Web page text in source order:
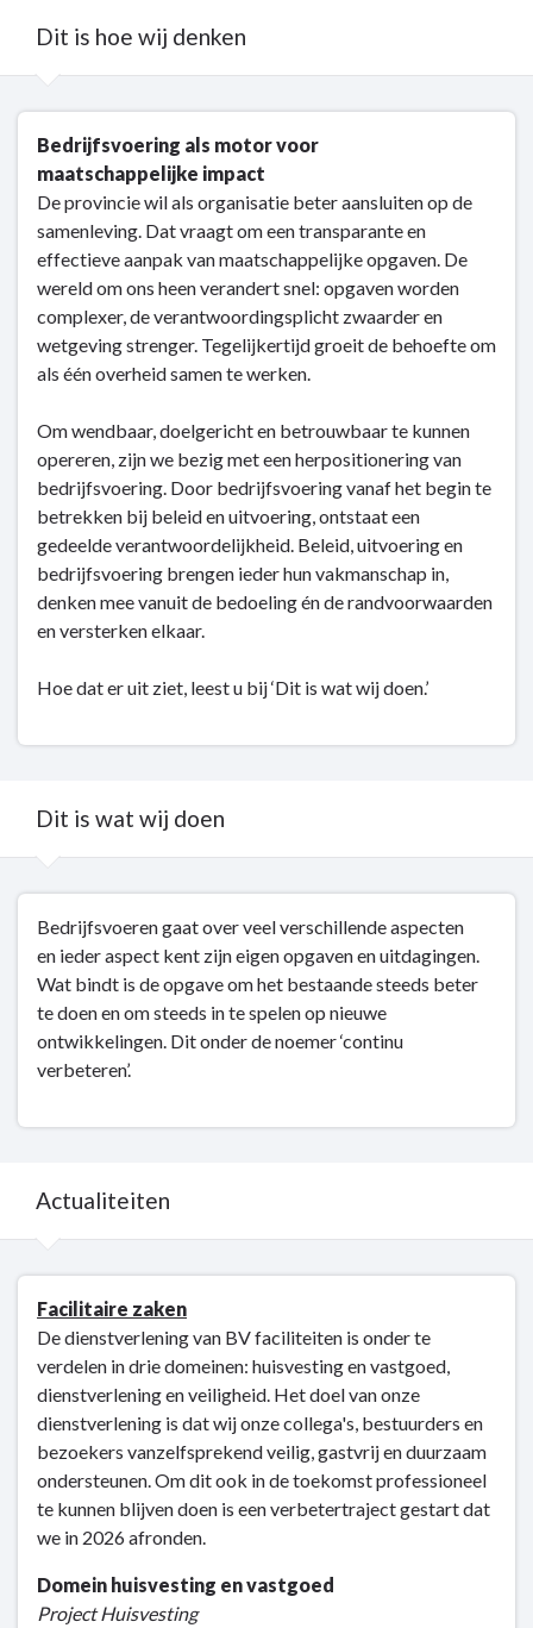
Dit is hoe wij denken
navigatie
Bedrijfsvoering
Bedrijfsvoering als motor voor
maatschappelijke impact
De provincie wil als organisatie beter aansluiten op de
samenleving. Dat vraagt om een transparante en
effectieve aanpak van maatschappelijke opgaven. De
wereld om ons heen verandert snel: opgaven worden
complexer, de verantwoordingsplicht zwaarder en
wetgeving strenger. Tegelijkertijd groeit de behoefte om
als één overheid samen te werken.
Om wendbaar, doelgericht en betrouwbaar te kunnen
opereren, zijn we bezig met een herpositionering van
bedrijfsvoering. Door bedrijfsvoering vanaf het begin te
betrekken bij beleid en uitvoering, ontstaat een
gedeelde verantwoordelijkheid. Beleid, uitvoering en
bedrijfsvoering brengen ieder hun vakmanschap in,
denken mee vanuit de bedoeling én de randvoorwaarden
en versterken elkaar.
Hoe dat er uit ziet, leest u bij ‘Dit is wat wij doen.’
Dit is wat wij doen
navigatie
Bedrijfsvoering
wat
Bedrijfsvoeren gaat over veel verschillende aspecten
en ieder aspect kent zijn eigen opgaven en uitdagingen.
Wat bindt is de opgave om het bestaande steeds beter
te doen en om steeds in te spelen op nieuwe
ontwikkelingen. Dit onder de noemer ‘continu
verbeteren’.
Actualiteiten
navigatie
Bedrijfsvoering
Actualiteiten
Facilitaire zaken
De dienstverlening van BV faciliteiten is onder te
verdelen in drie domeinen: huisvesting en vastgoed,
dienstverlening en veiligheid. Het doel van onze
dienstverlening is dat wij onze collega's, bestuurders en
bezoekers vanzelfsprekend veilig, gastvrij en duurzaam
ondersteunen. Om dit ook in de toekomst professioneel
te kunnen blijven doen is een verbetertraject gestart dat
we in 2026 afronden.
Domein huisvesting en vastgoed
Project Huisvesting